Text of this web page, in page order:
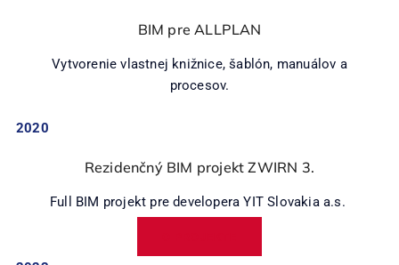
BIM pre ALLPLAN
Vytvorenie vlastnej knižnice, šablón, manuálov a
procesov.
2020
Rezidenčný BIM projekt ZWIRN 3.
Full BIM projekt pre developera YIT Slovakia a.s.